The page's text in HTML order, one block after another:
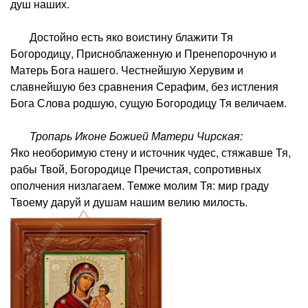
душ наших.
Достойно есть яко воистину блажити Тя
Богородицу, Присноблаженную и Пренепорочную и
Матерь Бога нашего. Честнейшую Херувим и
славнейшую без сравнения Серафим, без истления
Бога Слова родшую, сущую Богородицу Тя величаем.
Тропарь Иконе Божией Матери Чирская:
Яко необоримую стену и источник чудес, стяжавше Тя,
рабы Твой, Богородице Пречистая, сопротивных
ополчения низлагаем. Темже молим Тя: мир граду
Твоему даруй и душам нашим велию милость.